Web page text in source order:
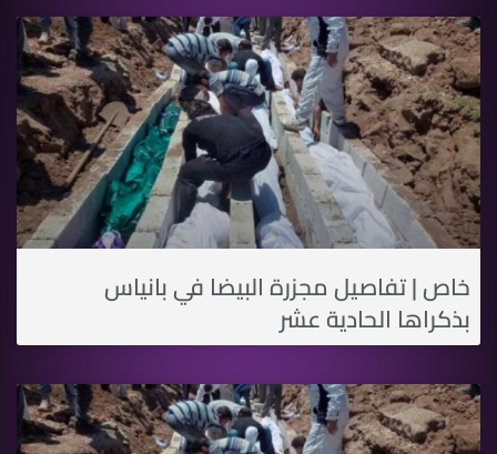
خاص | تفاصيل مجزرة البيضا في بانياس
بذكراها الحادية عشر